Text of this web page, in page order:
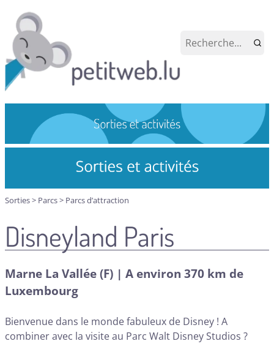
Sorties> Parcs> Parcs d’attraction
Disneyland Paris
Marne La Vallée (F) | A environ 370 km de
Luxembourg
Bienvenue dans le monde fabuleux de Disney ! A
combiner avec la visite au Parc Walt Disney Studios ?